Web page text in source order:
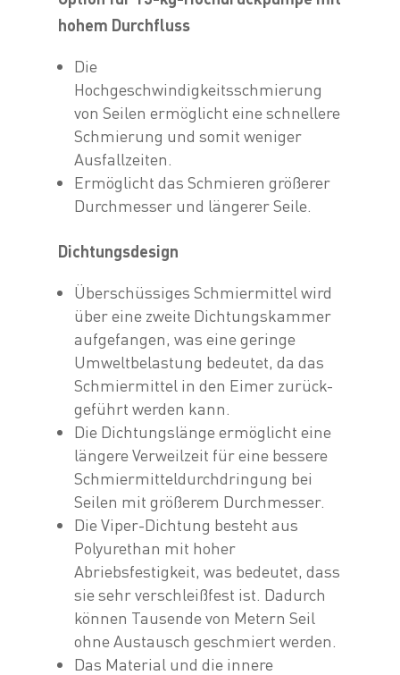
hohem Durchfluss
Die
Hochgeschwindigkeitsschmierung
von Seilen ermöglicht eine schnellere
Schmierung und somit weniger
Ausfallzeiten.
Ermöglicht das Schmieren größerer
Durchmesser und längerer Seile.
Dichtungsdesign
Überschüssiges Schmiermittel wird
über eine zweite Dichtungskammer
aufgefangen, was eine geringe
Umweltbelastung bedeutet, da das
Schmiermittel in den Eimer zurück-
geführt werden kann.
Die Dichtungslänge ermöglicht eine
längere Verweilzeit für eine bessere
Schmiermitteldurchdringung bei
Seilen mit größerem Durchmesser.
Die Viper-Dichtung besteht aus
Polyurethan mit hoher
Abriebsfestigkeit, was bedeutet, dass
sie sehr verschleißfest ist. Dadurch
können Tausende von Metern Seil
ohne Austausch geschmiert werden.
Das Material und die innere